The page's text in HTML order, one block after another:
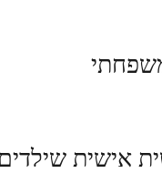
אישית